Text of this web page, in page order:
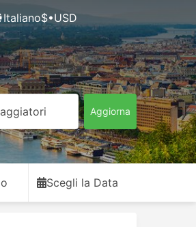
Italiano$•USD
Aggiorna
Scegli la Data